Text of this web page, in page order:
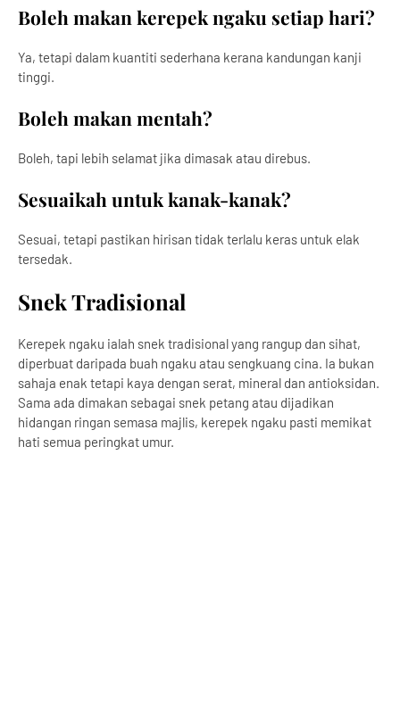
Boleh makan kerepek ngaku setiap hari?
Ya, tetapi dalam kuantiti sederhana kerana kandungan kanji
tinggi.
Boleh makan mentah?
Boleh, tapi lebih selamat jika dimasak atau direbus.
Sesuaikah untuk kanak-kanak?
Sesuai, tetapi pastikan hirisan tidak terlalu keras untuk elak
tersedak.
Snek Tradisional
Kerepek ngaku ialah snek tradisional yang rangup dan sihat,
diperbuat daripada buah ngaku atau sengkuang cina. Ia bukan
sahaja enak tetapi kaya dengan serat, mineral dan antioksidan.
Sama ada dimakan sebagai snek petang atau dijadikan
hidangan ringan semasa majlis, kerepek ngaku pasti memikat
hati semua peringkat umur.